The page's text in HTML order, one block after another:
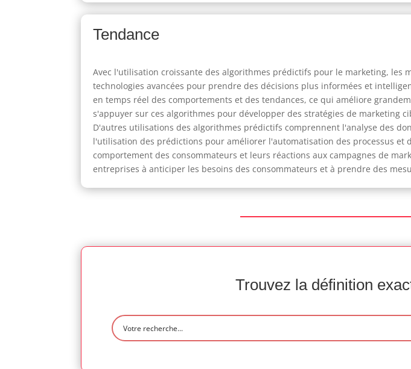
Tendance
Avec l'utilisation croissante des algorithmes prédictifs pour le marketing, les
technologies avancées pour prendre des décisions plus informées et
en temps réel des comportements et des tendances, ce qui améliore
s'appuyer sur ces algorithmes pour développer des stratégies de marketing
D'autres utilisations des algorithmes prédictifs comprennent l'analyse des
l'utilisation des prédictions pour améliorer l'automatisation des processus et
comportement des consommateurs et leurs réactions aux campagnes de
entreprises à anticiper les besoins des consommateurs et à prendre des
Trouvez la définition